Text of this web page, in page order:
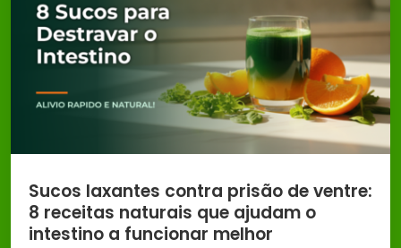
Sucos laxantes contra prisão de ventre:
8 receitas naturais que ajudam o
intestino a funcionar melhor